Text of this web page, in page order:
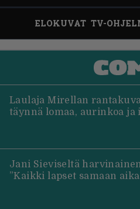
ELOKUVAT TV-
Laulaja Mirellan
täynnä lomaa, aurinkoa ja
Jani Sieviseltä
”Kaikki lapset samaan